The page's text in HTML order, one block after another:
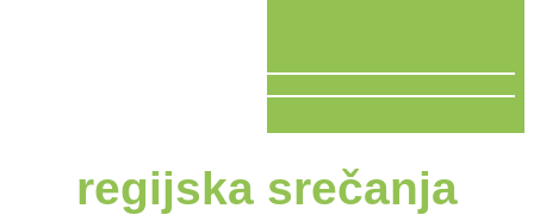
regijska srečanja